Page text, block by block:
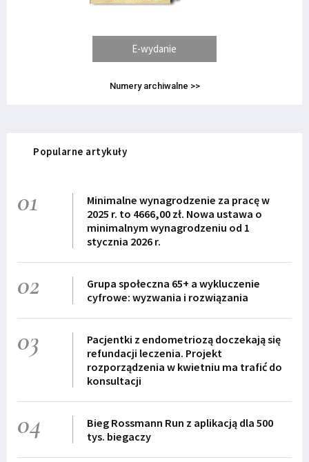
E-wydanie
Numery archiwalne >>
Popularne artykuły
01
Minimalne wynagrodzenie za pracę w
2025 r. to 4666,00 zł. Nowa ustawa o
minimalnym wynagrodzeniu od 1
stycznia 2026 r.
02
Grupa społeczna 65+ a wykluczenie
cyfrowe: wyzwania i rozwiązania
03
Pacjentki z endometriozą doczekają się
refundacji leczenia. Projekt
rozporządzenia w kwietniu ma trafić do
konsultacji
04
Bieg Rossmann Run z aplikacją dla 500
tys. biegaczy